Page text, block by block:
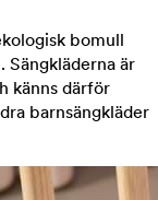
bomull
är
känns därför
barnsängkläder